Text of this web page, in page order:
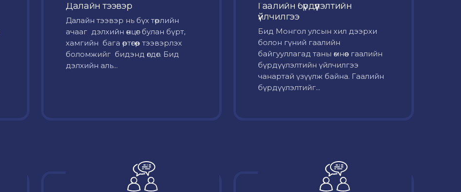
Далайн тээвэр
Далайн тээвэр нь бүх төрлийн
ачааг дэлхийн өнцөг булан бүрт,
хамгийн бага өртөгөөр тээвэрлэх
боломжийг бидэнд өгдөг. Бид
дэлхийн аль...
Гаалийн бүрдүүлэлтийн
үйлчилгээ
Бид Монгол улсын хил дээрхи
болон гүний гаалийн
байгууллагад таны өмнөөс гаалийн
бүрдүүлэлтийн үйлчилгээ
чанартай үзүүлж байна. Гаалийн
бүрдүүлэлтийг...